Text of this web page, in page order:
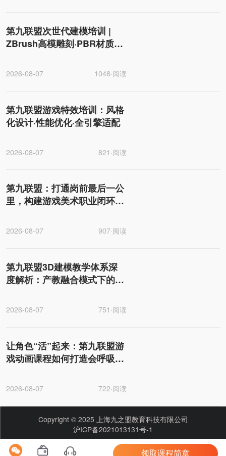
第九联盟次世代建模培训 |
ZBrush高模雕刻·PBR材质
2026-08-07 1048·阅读
第九联盟游戏特效培训：风格
化设计·性能优化·全引擎适配
2026-08-07 821·阅读
第九联盟：打通岗前最后一公
里，构建游戏美术职业闭环生
2026-08-07 907·阅读
第九联盟3D建模教学体系深
度解析：产教融合模式下的
2026-08-07 751·阅读
让角色“活”起来：第九联盟游
戏动画课程如何打造会呼吸的
2026-08-07 722·阅读
领取课程简章
Copyright © 2025 上海九之盟教育科技有限公司
沪ICP备2021013131号-1
新闻资讯